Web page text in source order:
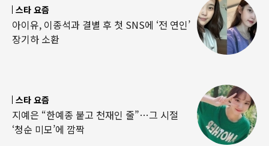
스타 요즘
아이유, 이종석과 결별 후 첫 SNS에 ‘전 연인’
장기하 소환
스타 요즘
지예은 “한예종 붙고 천재인 줄”…그 시절
‘청순 미모’에 깜짝